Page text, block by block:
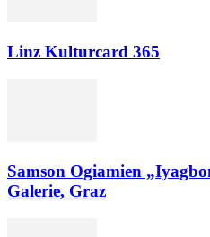
Linz Kulturcard 365
Samson Ogiamien
Galerie, Graz